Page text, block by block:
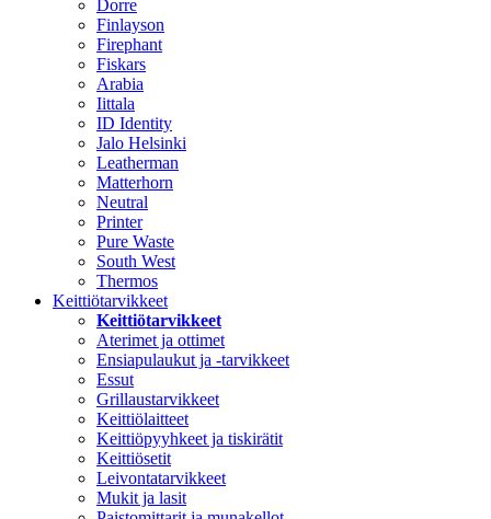
Dorre
Finlayson
Firephant
Fiskars
Arabia
Iittala
ID Identity
Jalo Helsinki
Leatherman
Matterhorn
Neutral
Printer
Pure Waste
South West
Thermos
Keittiötarvikkeet
Keittiötarvikkeet
Aterimet ja ottimet
Ensiapulaukut ja -tarvikkeet
Essut
Grillaustarvikkeet
Keittiölaitteet
Keittiöpyyhkeet ja tiskirätit
Keittiösetit
Leivontatarvikkeet
Mukit ja lasit